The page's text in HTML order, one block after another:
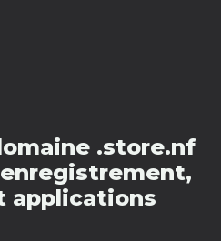
.store.nf
applications